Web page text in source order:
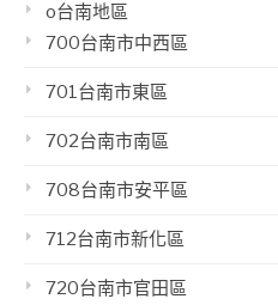
o台南地區
700台南市中西區
701台南市東區
702台南市南區
708台南市安平區
712台南市新化區
720台南市官田區